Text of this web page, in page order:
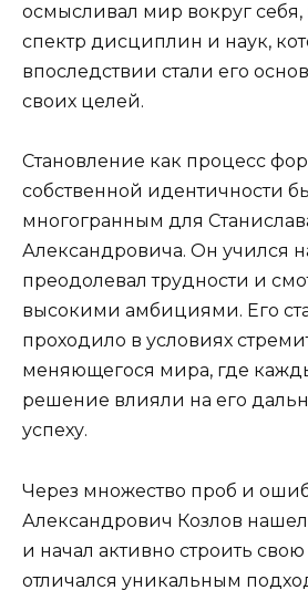
осмысливал мир вокруг
спектр дисциплин и наук,
впоследствии стали его
своих целей.
Становление как процесс
собственной идентичности
многогранным для
Александровича. Он учился
преодолевал трудности и
высокими амбициями. Его
проходило в условиях
меняющегося мира, где
решение влияли на его
успеху.
Через множество проб и
Александрович Козлов
и начал активно строить
отличался уникальным